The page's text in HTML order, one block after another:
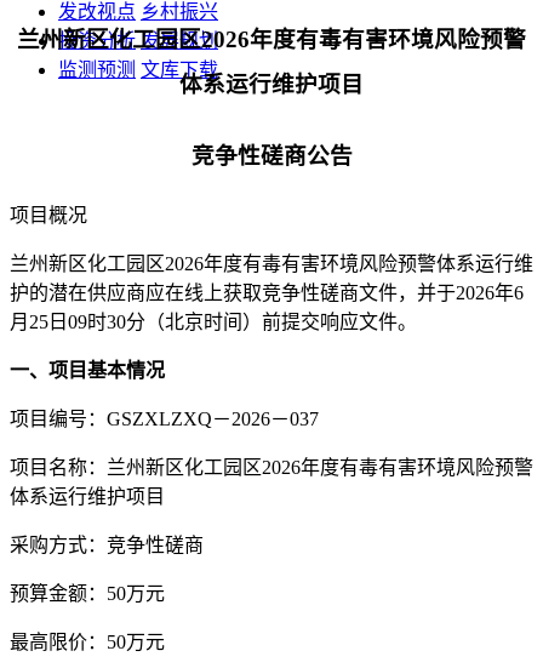
发改视点 乡村振兴
投资分析 发展规划
监测预测 文库下载
兰州新区化工园区2026年度有毒有害环境风险预警
体系运行维护项目
竞争性磋商公告
项目概况
兰州新区化工园区2026年度有毒有害环境风险预警体系运行维
护的潜在供应商应在线上获取竞争性磋商文件，并于2026年6
月 25 日 09时30分 （北京时间） 前提交响应文件。
一、项目基本情况
项目编号： GSZXLZXQ－2026－037
项目名称： 兰州新区化工园区2026年度有毒有害环境风险预警
体系运行维护项目
采购方式：竞争性磋商
预算金额： 50万元
最高限价： 50万元